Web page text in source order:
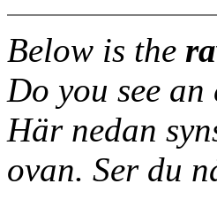
Below is the
Do you see
Här nedan
ovan. Ser du